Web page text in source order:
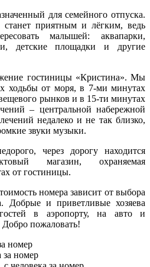
для семейного отпуска.
приятным и лёгким, ведь
малышей: аквапарки,
детские площадки и другие
гостиницы «Кристина». Мы
ходьбы от моря, в 7-ми минутах
рынков и в 15-ти минутах
– центральной набережной
недалеко и не так близко,
звуки музыки.
через дорогу находится
магазин, охраняемая
от гостиницы.
номера зависит от выбора
Добрые и приветливые хозяева
в аэропорту, на авто и
пожаловать!
номер
за номер